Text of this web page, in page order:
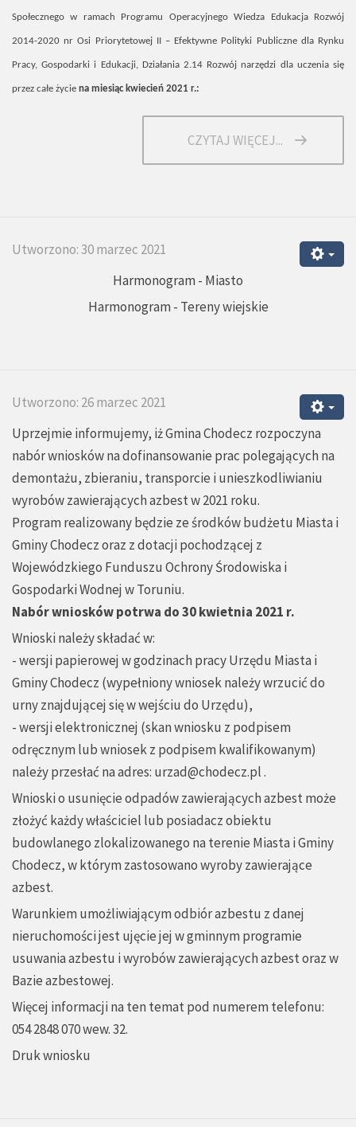
Społecznego w ramach Programu Operacyjnego Wiedza Edukacja Rozwój
2014-2020 nr Osi Priorytetowej II – Efektywne Polityki Publiczne dla Rynku
Pracy, Gospodarki i Edukacji, Działania 2.14 Rozwój narzędzi dla uczenia się
przez całe życie na miesiąc kwiecień 2021 r.:
CZYTAJ WIĘCEJ...
Utworzono: 30 marzec 2021
Harmonogram - Miasto
Harmonogram - Tereny wiejskie
Utworzono: 26 marzec 2021
Uprzejmie informujemy, iż Gmina Chodecz rozpoczyna
nabór wniosków na dofinansowanie prac polegających na
demontażu, zbieraniu, transporcie i unieszkodliwianiu
wyrobów zawierających azbest w 2021 roku.
Program realizowany będzie ze środków budżetu Miasta i
Gminy Chodecz oraz z dotacji pochodzącej z
Wojewódzkiego Funduszu Ochrony Środowiska i
Gospodarki Wodnej w Toruniu.
Nabór wniosków potrwa do 30 kwietnia 2021 r.
Wnioski należy składać w:
- wersji papierowej w godzinach pracy Urzędu Miasta i
Gminy Chodecz (wypełniony wniosek należy wrzucić do
urny znajdującej się w wejściu do Urzędu),
- wersji elektronicznej (skan wniosku z podpisem
odręcznym lub wniosek z podpisem kwalifikowanym)
należy przesłać na adres: urzad@chodecz.pl.
Wnioski o usunięcie odpadów zawierających azbest może
złożyć każdy właściciel lub posiadacz obiektu
budowlanego zlokalizowanego na terenie Miasta i Gminy
Chodecz, w którym zastosowano wyroby zawierające
azbest.
Warunkiem umożliwiającym odbiór azbestu z danej
nieruchomości jest ujęcie jej w gminnym programie
usuwania azbestu i wyrobów zawierających azbest oraz w
Bazie azbestowej.
Więcej informacji na ten temat pod numerem telefonu:
054 2848 070 wew. 32.
Druk wniosku